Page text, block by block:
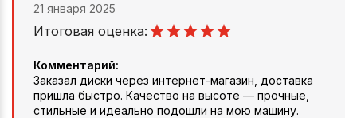
21 января 2025
Итоговая оценка:
Комментарий:
Заказал диски через интернет-магазин, доставка
пришла быстро. Качество на высоте — прочные,
стильные и идеально подошли на мою машину.